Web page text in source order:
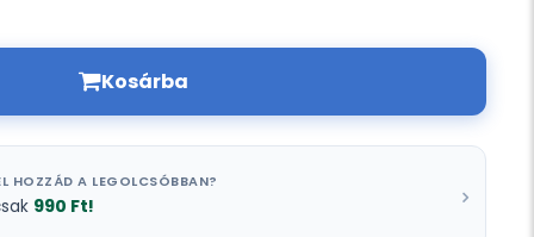
Kosárba
HOZZÁD A LEGOLCSÓBBAN?
990 Ft!